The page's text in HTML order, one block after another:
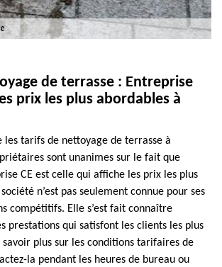
de terrasse : Entreprise
prix les plus abordables à
les tarifs de nettoyage de terrasse à
sont unanimes sur le fait que
CE est celle qui affiche les prix les plus
n’est pas seulement connue pour ses
compétitifs. Elle s’est fait connaître
prestations qui satisfont les clients les plus
savoir plus sur les conditions tarifaires de
la pendant les heures de bureau ou